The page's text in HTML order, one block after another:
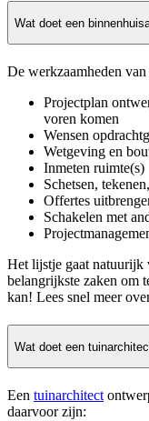
Wat doet een
De werkzaamheden
Projectplan
voren komen
Wensen
Wetgeving en
Inmeten ruimte(s)
Schetsen,
Offertes
Schakelen met
Het lijstje gaat natuurijk
belangrijkste zaken om
kan! Lees snel meer
Wat doet een
Een tuinarchitect
daarvoor zijn: